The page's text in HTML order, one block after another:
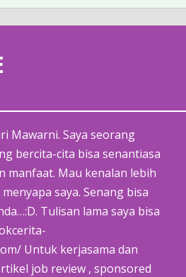
Mawarni. Saya seorang
bercita-cita bisa senantiasa
manfaat. Mau kenalan lebih
saya. Senang bisa
Tulisan lama saya bisa
Untuk kerjasama dan
job review , sponsored